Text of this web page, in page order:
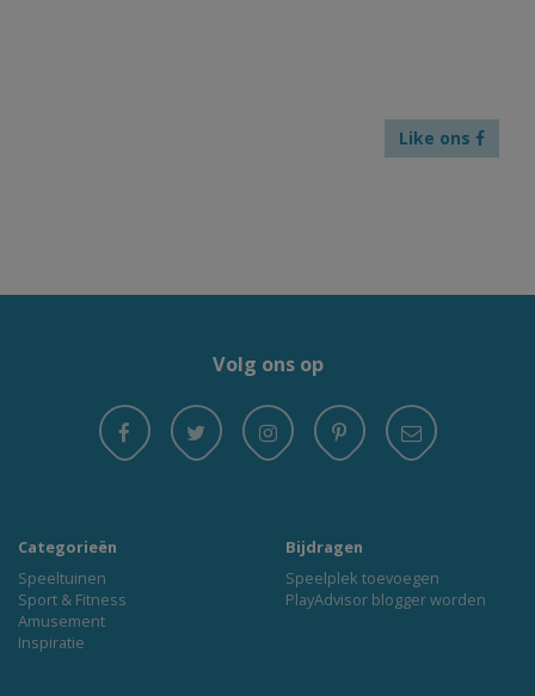
Like ons
Volg ons op
Categorieën
Speeltuinen
Sport & Fitness
Amusement
Inspiratie
Bijdragen
Speelplek toevoegen
PlayAdvisor blogger worden